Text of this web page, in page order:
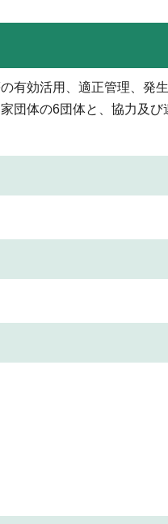
有効活用、適正管理、発
団体の6団体と、協力及び